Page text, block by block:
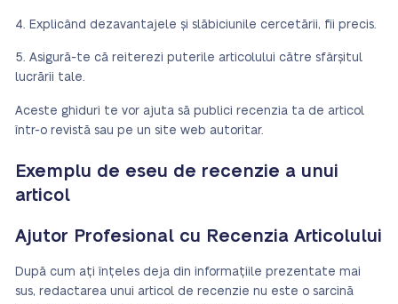
Explicând dezavantajele și slăbiciunile cercetării, fii precis.
Asigură-te că reiterezi puterile articolului către sfârșitul
lucrării tale.
Aceste ghiduri te vor ajuta să publici recenzia ta de articol
într-o revistă sau pe un site web autoritar.
Exemplu de eseu de recenzie a unui
articol
Ajutor Profesional cu Recenzia Articolului
După cum ați înțeles deja din informațiile prezentate mai
sus, redactarea unui articol de recenzie nu este o sarcină